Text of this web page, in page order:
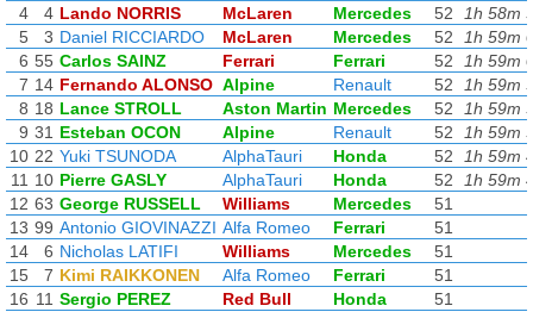
4
4 Lando NORRIS McLaren Mercedes 52
1h 58m
5
3 Daniel RICCIARDO McLaren Mercedes 52
1h 59m
6 55 Carlos SAINZ Ferrari Ferrari 52
1h 59m
7 14 Fernando ALONSO Alpine Renault 52
1h 59m
8 18 Lance STROLL Aston Martin Mercedes 52
1h 59m
9 31 Esteban OCON Alpine Renault 52
1h 59m
10 22 Yuki TSUNODA AlphaTauri Honda 52
1h 59m
11 10 Pierre GASLY AlphaTauri Honda 52
1h 59m
12 63 George RUSSELL Williams Mercedes
51
13 99 Antonio GIOVINAZZI Alfa Romeo Ferrari
51
14
6 Nicholas LATIFI Williams Mercedes
51
15
7 Kimi RAIKKONEN Alfa Romeo Ferrari
51
16 11 Sergio PEREZ Red Bull Honda
51